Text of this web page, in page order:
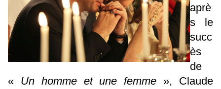
aprè
s le
succ
ès
de
« Un homme et une femme », Claude